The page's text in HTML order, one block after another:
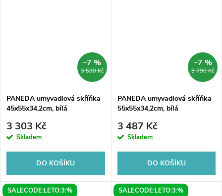
3 590 Kč
–7 %
PANEDA umyvadlová skříňka
45x55x34,2cm, bílá
3 303 Kč
Skladem
DO KOŠÍKU
3 790 Kč
–7 %
PANEDA umyvadlová skříňka
55x55x34,2cm, bílá
3 487 Kč
Skladem
DO KOŠÍKU
SALECODE:LETO:3:% SALECODE:LETO:3:%